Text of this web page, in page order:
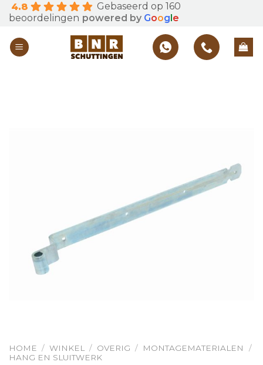
Skip
to
content
4.8
Gebaseerd op 160
beoordelingen powered by Goog e
HOME / WINKEL / OVERIG / MONTAGEMATERIALEN
/
HANG EN SLUITWERK